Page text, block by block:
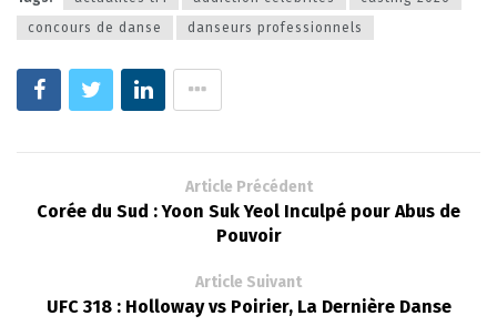
concours de danse
danseurs professionnels
Article Précédent
Corée du Sud : Yoon Suk Yeol Inculpé pour Abus de
Pouvoir
Article Suivant
UFC 318 : Holloway vs Poirier, La Dernière Danse